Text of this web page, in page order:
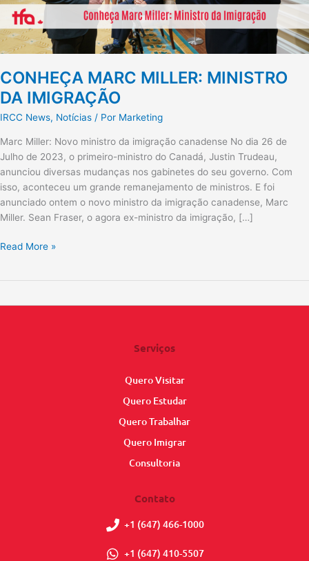
CONHEÇA MARC MILLER: MINISTRO
DA IMIGRAÇÃO
IRCC News, Notícias / Por Marketing
Marc Miller: Novo ministro da imigração canadense No dia 26 de
Julho de 2023, o primeiro-ministro do Canadá, Justin Trudeau,
anunciou diversas mudanças nos gabinetes do seu governo. Com
isso, aconteceu um grande remanejamento de ministros. E foi
anunciado ontem o novo ministro da imigração canadense, Marc
Miller. Sean Fraser, o agora ex-ministro da imigração, […]
Read More »
Serviços
Quero Visitar
Quero Estudar
Quero Trabalhar
Quero Imigrar
Consultoria
Contato
+1 (647) 466-1000
+1 (647) 410-5507